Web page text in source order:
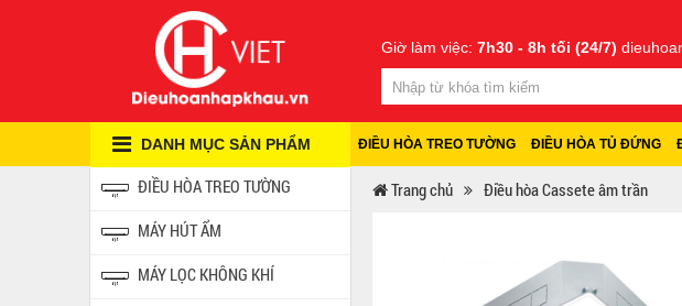
Giờ làm việc: 7h30 - 8h tối (24/7)
ĐIỀU HÒA TREO TƯỜNG ĐIỀU HÒA TỦ ĐỨNG
DANH MỤC SẢN PHẨM
ĐIỀU HÒA TREO TƯỜNG
MÁY HÚT ẨM
MÁY LỌC KHÔNG KHÍ
Trang chủ Điều hòa Cassete âm trần